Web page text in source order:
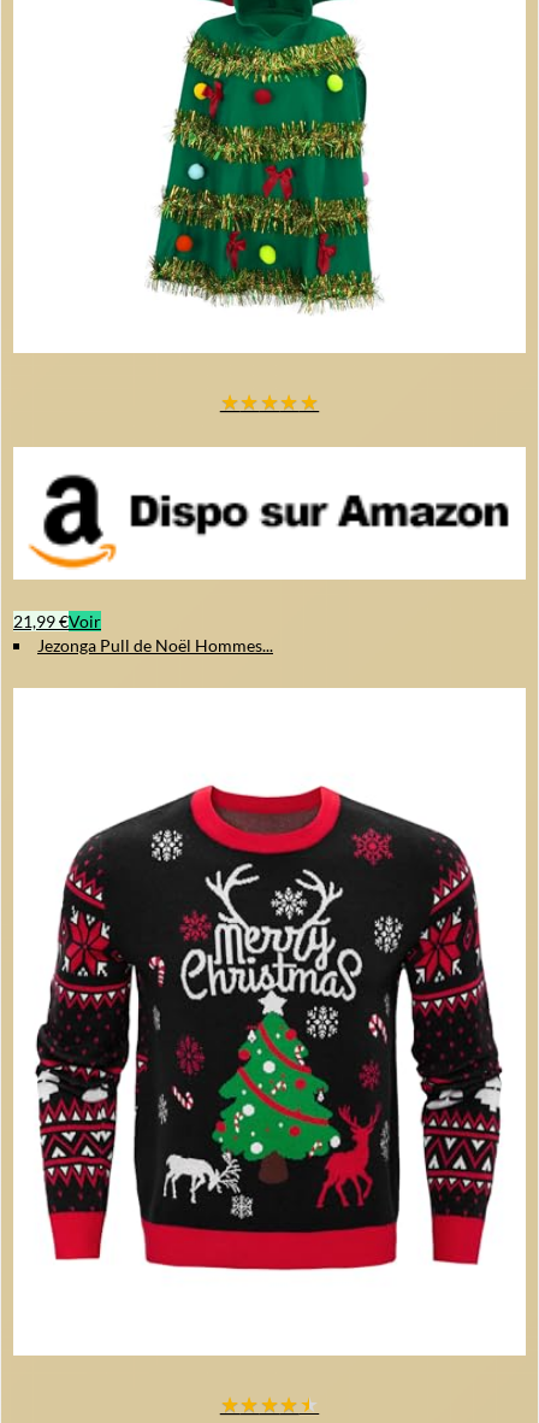
ou grand-père, pour partager la magie des fêtes avec humour et style.
Caractéristiques techniques
Matière : 80% polyester, 20% nylon
Type : Pull tricoté épais pour homme
Osez l'originalité cet hiver avec notre pull de Noël moche pour
homme XL noir et profitez d'une fête chaleureuse et pleine de bonne
★★★★★
21,99 €Voir
Jezonga Pull de Noël Hommes...
★★★★★